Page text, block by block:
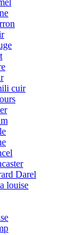
cuir
Darel
louise